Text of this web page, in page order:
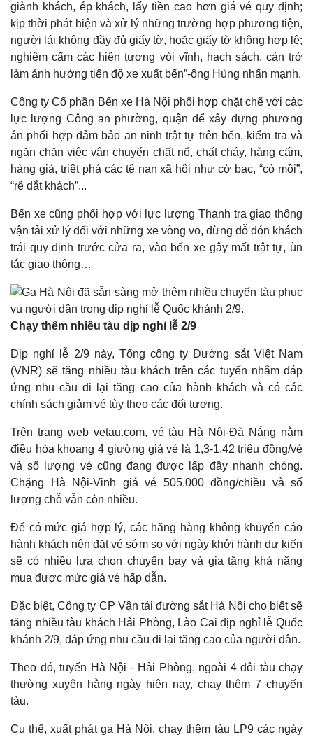
Pháp luật
Vụ án
Tin nóng
Tư vấn luật
Quân sự - Quốc phòng
Vũ khí
Việt Nam
Phân tích
Thể thao
Bóng đá
Lịch thi đấu bóng đá
Thế giới thể thao
eSports
Ô tô - Xe máy
Ô tô
Xe máy
Tư vấn
giành khách, ép khách, lấy tiền cao hơn giá vé quy định;
kịp thời phát hiện và xử lý những trường hợp phương tiện,
người lái không đầy đủ giấy tờ, hoặc giấy tờ không hợp lệ;
nghiêm cấm các hiện tượng vòi vĩnh, hạch sách, cản trở
làm ảnh hưởng tiến độ xe xuất bến”-ông Hùng nhấn mạnh.
Công ty Cổ phần Bến xe Hà Nội phối hợp chặt chẽ với các
lực lượng Công an phường, quận để xây dựng phương
án phối hợp đảm bảo an ninh trật tự trên bến, kiểm tra và
ngăn chặn việc vận chuyển chất nổ, chất cháy, hàng cấm,
hàng giả, triệt phá các tệ nạn xã hội như cờ bạc, “cò mồi”,
“rê dắt khách”...
Bến xe cũng phối hợp với lực lượng Thanh tra giao thông
vận tải xử lý đối với những xe vòng vo, dừng đỗ đón khách
trái quy định trước cửa ra, vào bến xe gây mất trật tự, ùn
tắc giao thông…
Chạy thêm nhiều tàu dịp nghỉ lễ 2/9
Dịp nghỉ lễ 2/9 này, Tổng công ty Đường sắt Việt Nam
(VNR) sẽ tăng nhiều tàu khách trên các tuyến nhằm đáp
ứng nhu cầu đi lại tăng cao của hành khách và có các
chính sách giảm vé tùy theo các đối tượng.
Trên trang web vetau.com, vé tàu Hà Nội-Đà Nẵng nằm
điều hòa khoang 4 giường giá vé là 1,3-1,42 triệu đồng/vé
và số lượng vé cũng đang được lấp đầy nhanh chóng.
Chặng Hà Nội-Vinh giá vé 505.000 đồng/chiều và số
lượng chỗ vẫn còn nhiều.
Để có mức giá hợp lý, các hãng hàng không khuyến cáo
hành khách nên đặt vé sớm so với ngày khởi hành dự kiến
sẽ có nhiều lựa chọn chuyến bay và gia tăng khả năng
mua được mức giá vé hấp dẫn.
Đặc biệt, Công ty CP Vận tải đường sắt Hà Nội cho biết sẽ
tăng nhiều tàu khách Hải Phòng, Lào Cai dịp nghỉ lễ Quốc
khánh 2/9, đáp ứng nhu cầu đi lại tăng cao của người dân.
Theo đó, tuyến Hà Nội - Hải Phòng, ngoài 4 đôi tàu chạy
thường xuyên hằng ngày hiện nay, chạy thêm 7 chuyến
tàu.
Cụ thể, xuất phát ga Hà Nội, chạy thêm tàu LP9 các ngày